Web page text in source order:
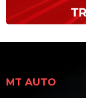
MT AUTO